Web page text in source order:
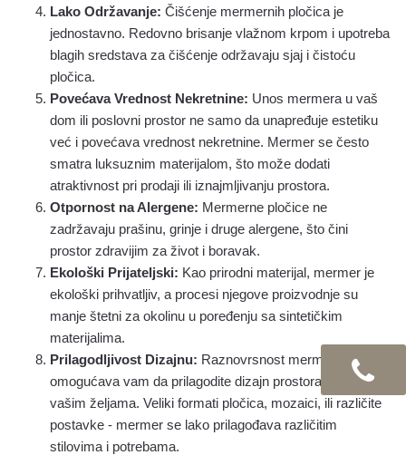
Lako Održavanje: Čišćenje mermernih pločica je
jednostavno. Redovno brisanje vlažnom krpom i upotreba
blagih sredstava za čišćenje održavaju sjaj i čistoću
pločica.
Povećava Vrednost Nekretnine: Unos mermera u vaš
dom ili poslovni prostor ne samo da unapređuje estetiku
već i povećava vrednost nekretnine. Mermer se često
smatra luksuznim materijalom, što može dodati
atraktivnost pri prodaji ili iznajmljivanju prostora.
Otpornost na Alergene: Mermerne pločice ne
zadržavaju prašinu, grinje i druge alergene, što čini
prostor zdravijim za život i boravak.
Ekološki Prijateljski: Kao prirodni materijal, mermer je
ekološki prihvatljiv, a procesi njegove proizvodnje su
manje štetni za okolinu u poređenju sa sintetičkim
materijalima.
Prilagodljivost Dizajnu: Raznovrsnost mermera
omogućava vam da prilagodite dizajn prostora prema
vašim željama. Veliki formati pločica, mozaici, ili različite
postavke - mermer se lako prilagođava različitim
stilovima i potrebama.